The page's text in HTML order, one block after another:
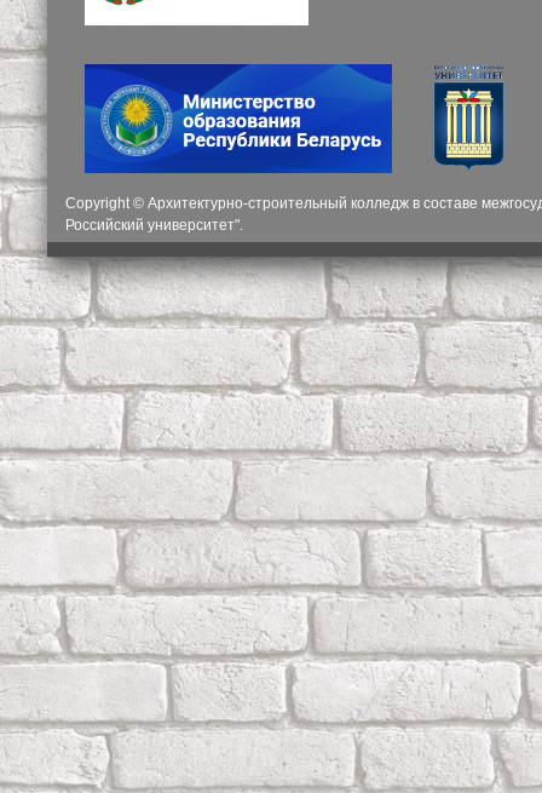
Copyright © Архитектурно-строительный колледж в составе
Российский университет".